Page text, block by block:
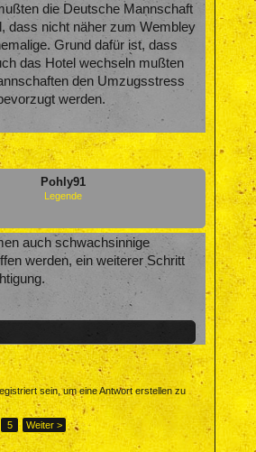
die Deutsche Mannschaft
dass nicht näher zum Wembley
Grund dafür ist, dass
das Hotel wechseln mußten
den Umzugsstress
werden.
Pohly91
Legende
auch schwachsinnige
werden, ein weiterer Schritt
sein, um eine Antwort erstellen zu
5 Weiter >